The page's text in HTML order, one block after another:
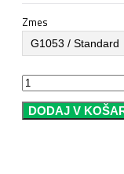
Zmes
G1053 / Standard
Zavorne
Obloge
GALFER
DODAJ V